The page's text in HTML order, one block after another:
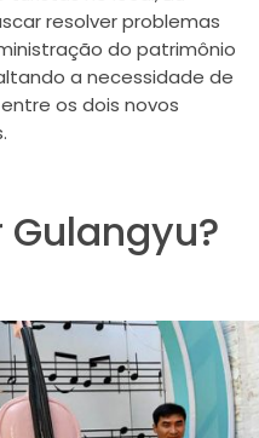
resolver problemas
do patrimônio
a necessidade de
os dois novos
.